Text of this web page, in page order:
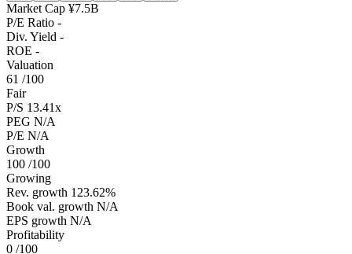
Market Cap ¥7.5B
P/E Ratio -
Div. Yield -
ROE -
Valuation
61 /100
Fair
P/S 13.41x
PEG N/A
P/E N/A
Growth
100 /100
Growing
Rev. growth 123.62%
Book val. growth N/A
EPS growth N/A
Profitability
0 /100